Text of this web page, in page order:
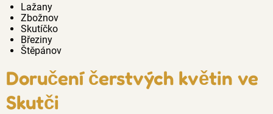
Lažany
Zbožnov
Skutíčko
Březiny
Štěpánov
Doručení čerstvých květin ve
Skutči